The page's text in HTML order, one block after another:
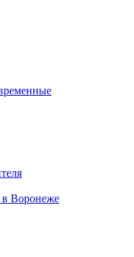
в Воронеже